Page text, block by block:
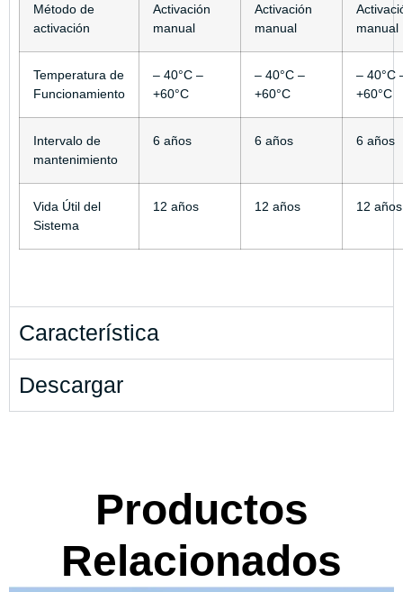
Método de
activación
Activación
manual
Activación
manual
manual
Temperatura de
Funcionamiento
– 40°C –
+60°C
– 40°C –
+60°C
– 40°C
+60°C
Intervalo de
mantenimiento
6 años 6 años 6 años
Vida Útil del
Sistema
12 años 12 años 12 años
Característica
Descargar
Productos
Relacionados